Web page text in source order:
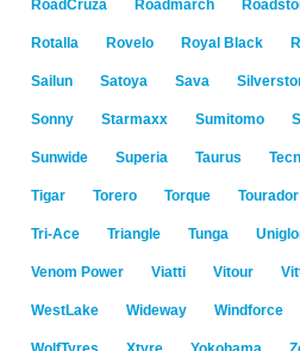
RoadCruza Roadmarch
Rotalla Rovelo Royal Black
Sailun Satoya Sava
Sonny Starmaxx Sumitomo
Sunwide Superia Taurus
Tigar Torero Torque Tourador
Tri-Ace Triangle Tunga
Venom Power Viatti Vitour
WestLake Wideway Windforce